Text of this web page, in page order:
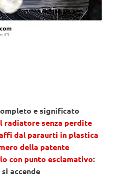
e significato
radiatore senza perdite
dal paraurti in plastica
della patente
con punto esclamativo:
accende